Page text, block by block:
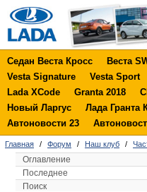
Седан Веста Кросс Веста
Vesta Signature
Vesta Sport
Lada XCode
Granta 2018
Новый Ларгус
Лада Гранта
Автоновости 23
Главная / Форум / Наш клуб /
Оглавление
Последнее
Поиск